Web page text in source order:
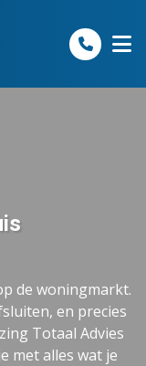
de woningmarkt.
en precies
Totaal Advies
met alles wat je